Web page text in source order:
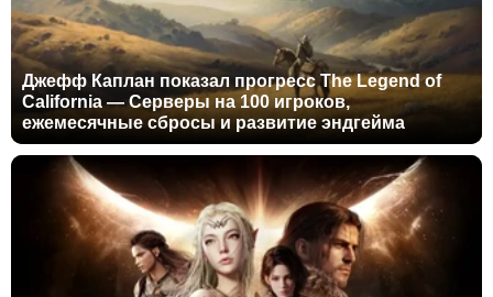
Джефф Каплан показал прогресс The Legend of
California — Серверы на 100 игроков,
ежемесячные сбросы и развитие эндгейма